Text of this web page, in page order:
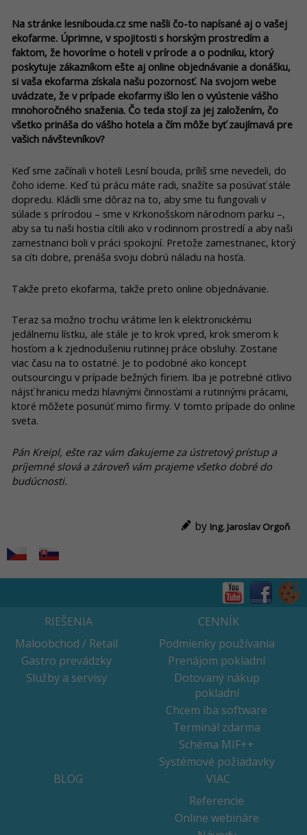
Na stránke lesnibouda.cz sme našli čo-to napísané aj o vašej
ekofarme. Úprimne, v spojitosti s horským prostredím a
faktom, že hovoríme o hoteli v prírode a o podniku, ktorý
poskytuje zákazníkom ešte aj online objednávanie a donášku,
si vaša ekofarma získala našu pozornosť. Na svojom webe
uvádzate, že v prípade ekofarmy išlo len o vyústenie vášho
mnohoročného snaženia. Čo teda stojí za jej založením, čo
všetko prináša do vášho hotela a čím môže byť zaujímavá pre
vašich návštevníkov?
Keď sme začínali v hoteli Lesní bouda, príliš sme nevedeli, do
čoho ideme. Keď tú prácu máte radi, snažíte sa posúvať stále
dopredu. Kládli sme dôraz na to, aby sme tu fungovali v
súlade s prírodou – sme v Krkonošskom národnom parku –,
aby sa tu naši hostia cítili ako v rodinnom prostredí a aby naši
zamestnanci boli v práci spokojní. Pretože zamestnanec, ktorý
sa cíti dobre, prenáša svoju dobrú náladu na hosťa.
Takže preto ekofarma, takže preto online objednávanie.
Teraz sa možno trochu vrátime len k elektronickému
jedálnemu lístku, ale stále je to krok vpred, krok smerom k
hosťom a k zjednodušeniu rutinnej práce obsluhy. Zostane
viac času na to ostatné. Je to podobné ako koncept
outsourcingu v prípade bežných firiem. Iba je potrebné citlivo
nájsť hranicu medzi hlavnými činnosťami a rutinnými prácami,
ktoré môžete posunúť mimo firmy. V tomto prípade do online
sveta.
Pán Kreipl, ešte raz vám ďakujeme za ústretový prístup a
príjemné slová a zároveň vám prajeme všetko dobré do
budúcnosti.
by Ing. Jaroslav Orgoň
RIEŠENIA
Maloobchod / Retail
Gastro prevádzky
Služby a servisy
CENNÍK
Podmienky používania
Prenájom pokladní
Dotovaný nákup
pokladní
Chcem iba software
Terminál zdarma
Schéma MIF++
Systémové požiadavky
BLOG
VIAC
Referencie
Online webináre